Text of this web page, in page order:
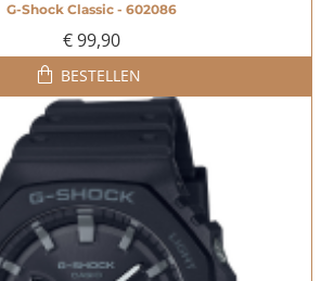
G-Shock Classic - 602086
€ 99,90
BESTELLEN